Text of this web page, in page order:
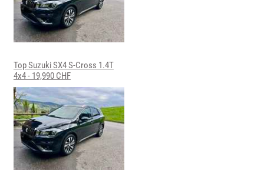
Top Suzuki SX4 S-Cross 1.4T
4x4 - 19,990 CHF